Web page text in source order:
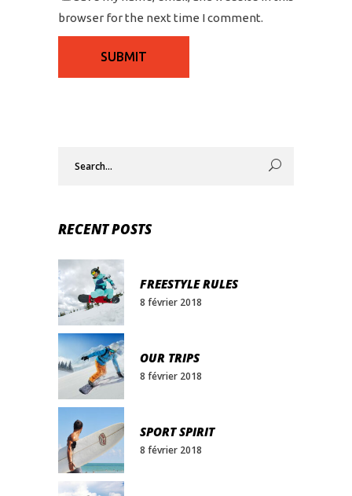
browser for the next time I comment.
RECENT POSTS
FREESTYLE RULES
8 février 2018
OUR TRIPS
8 février 2018
SPORT SPIRIT
8 février 2018